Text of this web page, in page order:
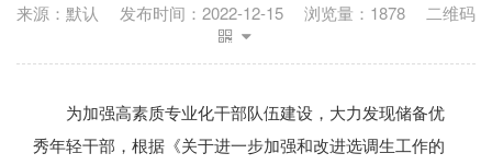
来源： 默认 发布时间： 2022-12-15 浏览量： 1878 二维码
为加强高素质专业化干部队伍建设，大力发现储备优
秀年轻干部，根据《关于进一步加强和改进选调生工作的